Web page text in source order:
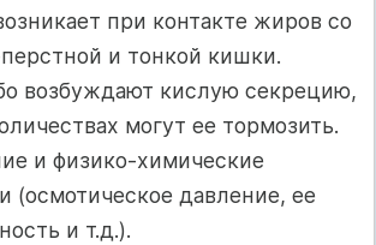
при контакте жиров со
и тонкой кишки.
возбуждают кислую секрецию,
могут ее тормозить.
и физико-химические
(осмотическое давление, ее
и т.д.).